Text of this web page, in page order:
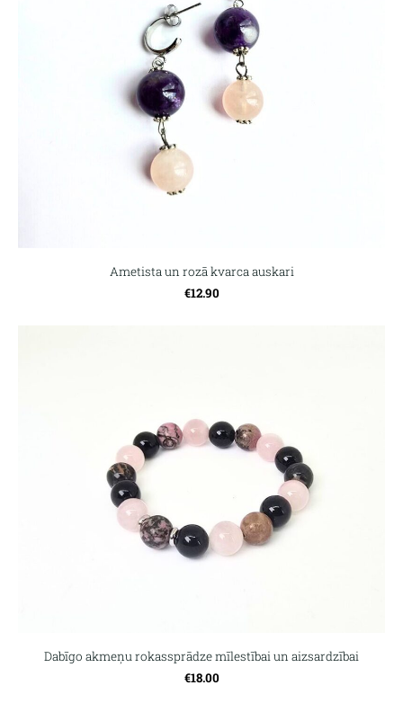
Ametista un rozā kvarca auskari
€12.90
Dabīgo akmeņu rokassprādze mīlestībai un aizsardzībai
€18.00